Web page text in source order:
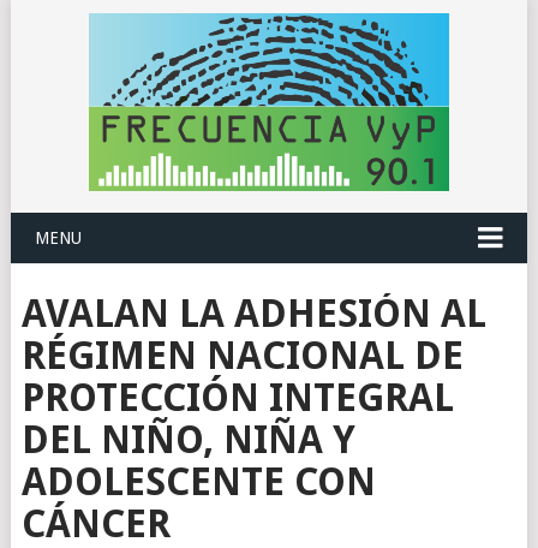
MENU
AVALAN LA ADHESIÓN AL
RÉGIMEN NACIONAL DE
PROTECCIÓN INTEGRAL
DEL NIÑO, NIÑA Y
ADOLESCENTE CON
CÁNCER